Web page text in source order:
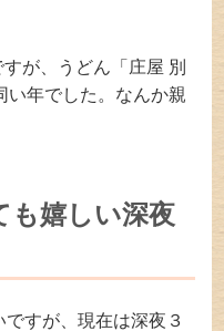
が、うどん「庄屋 別
い年でした。なんか親
も嬉しい深夜
すが、現在は深夜３